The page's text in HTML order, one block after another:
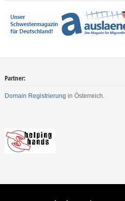
Partner:
Domain Registrierung in Österreich.